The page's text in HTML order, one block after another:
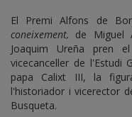
El Premi Alfons de
coneixement, de Miguel
Joaquim Ureña pren
vicecanceller de l'Estudi
papa Calixt III, la
l'historiador i vicerector
Busqueta.